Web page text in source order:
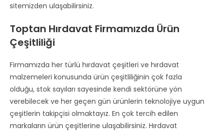
sitemizden ulaşabilirsiniz.
Toptan Hırdavat Firmamızda Ürün
Çeşitliliği
Firmamızda her türlü hırdavat çeşitleri ve hırdavat
malzemeleri konusunda ürün çeşitliliğinin çok fazla
olduğu, stok sayıları sayesinde kendi sektörüne yön
verebilecek ve her geçen gün ürünlerin teknolojiye uygun
çeşitlerin takipçisi olmaktayız. En çok tercih edilen
markaların ürün çeşitlerine ulaşabilirsiniz. Hırdavat